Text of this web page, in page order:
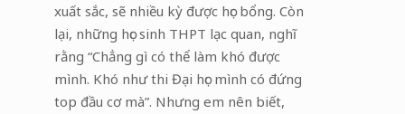
xuất sắc, sẽ nhiều kỳ được học bổng. Còn
lại, những học sinh THPT lạc quan, nghĩ
rằng “Chẳng gì có thể làm khó được
mình. Khó như thi Đại học mình có đứng
top đầu cơ mà”. Nhưng em nên biết,